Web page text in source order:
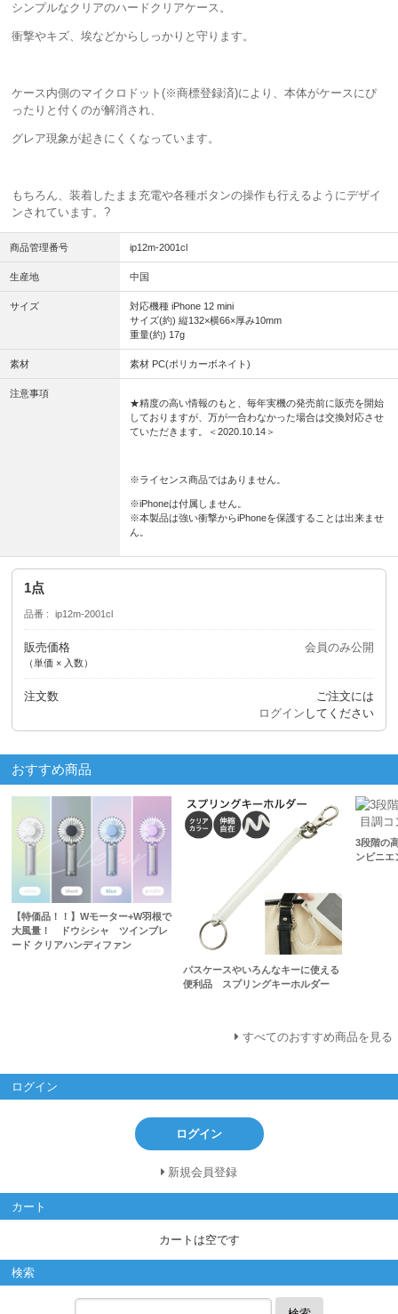
シンプルなクリアのハードクリアケース。
衝撃やキズ、埃などからしっかりと守ります。
ケース内側のマイクロドット(※商標登録済)により、本体がケースにぴ
ったりと付くのが解消され、
グレア現象が起きにくくなっています。
もちろん、装着したまま充電や各種ボタンの操作も行えるようにデザイ
ンされています。 ?
商品管理番号 ip12m-2001cl
生産地 中国
サイズ
対応機種 iPhone 12 mini
サイズ(約) 縦132×横66×厚み10mm
重量(約) 17g
素材 素材 PC(ポリカーボネイト)
注意事項
★精度の高い情報のもと、毎年実機の発売前に販売を開始
しておりますが、万が一合わなかった場合は交換対応させ
ていただきます。＜2020.10.14＞
※ライセンス商品ではありません。
※iPhoneは付属しません。
※本製品は強い衝撃からiPhoneを保護することは出来ませ
ん。
1点
品番 ip12m-2001cl
販売価格
（単価 × 入数）
会員のみ公開
注文数
ご注文には
ログイン してください
おすすめ商品
【特価品！！】Wモーター+W羽根で
大風量！ ドウシシャ ツインブレ
ード クリアハンディファン
パスケースやいろんなキーに使える
便利品 スプリングキーホルダー
3段階の
ンビニエ
すべてのおすすめ商品を見る
ログイン
ログイン
新規会員登録
カート
カートは空です
検索